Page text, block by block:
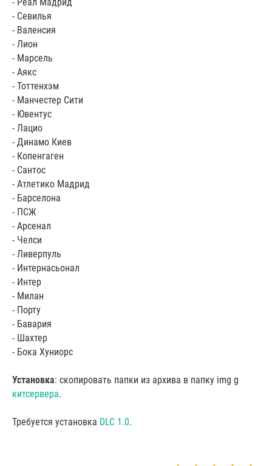
- Севилья
- Валенсия
- Лион
- Марсель
- Аякс
- Тоттенхэм
- Манчестер Сити
- Ювентус
- Лацио
- Динамо Киев
- Копенгаген
- Сантос
- Атлетико Мадрид
- Барселона
- ПСЖ
- Арсенал
- Челси
- Ливерпуль
- Интернасьонал
- Интер
- Милан
- Порту
- Бавария
- Шахтер
- Бока Хуниорс
Установка: скопировать папки из архива в папку img g
китсервера.
Требуется установка DLC 1.0.